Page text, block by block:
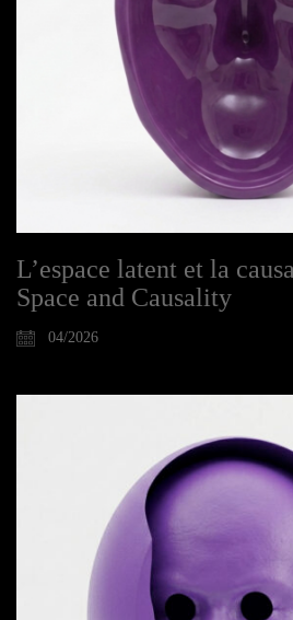
L’espace latent et la
Space and Causality
04/2026